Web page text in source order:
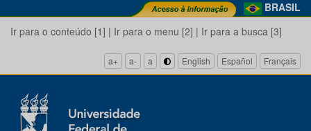
BRASIL
Ir para o conteúdo [1] | Ir para o menu [2] | Ir para a busca [3]
a+ a- a English Español Français